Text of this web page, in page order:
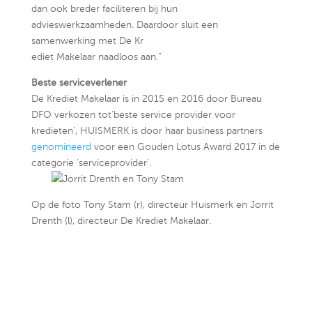
dan ook breder faciliteren bij hun
advieswerkzaamheden. Daardoor sluit een
samenwerking met De Kr
ediet Makelaar naadloos aan.”
Beste serviceverlener
De Krediet Makelaar is in 2015 en 2016 door Bureau
DFO verkozen tot‘beste service provider voor
kredieten’, HUISMERK is door haar business partners
genomineerd voor een Gouden Lotus Award 2017 in de
categorie ‘serviceprovider’.
Op de foto Tony Stam (r), directeur Huismerk en Jorrit
Drenth (l), directeur De Krediet Makelaar.